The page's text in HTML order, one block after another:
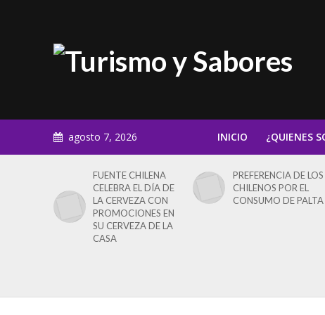
agosto 7, 2026 INICIO ¿QUIENES
FUENTE CHILENA
CELEBRA EL DÍA DE
LA CERVEZA CON
PROMOCIONES EN
SU CERVEZA DE LA
CASA
PREFERENCIA DE LOS
CHILENOS POR EL
CONSUMO DE PALTA